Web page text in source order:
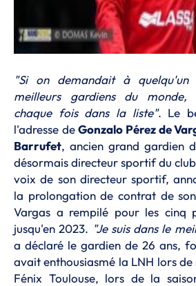
"Si on demandait à
meilleurs gardiens du
chaque fois dans la liste". Le
l'adresse deGonzalo Pérez de
Barrufet, ancien grand gardien
désormais directeur sportif du
voix de son directeur sportif,
la prolongation de contrat de
Vargas a rempilé pour les cinq
jusqu'en 2023. "Je suis dans le
a déclaré le gardien de 26 ans,
avait enthousiasmé la LNH lors
Fénix Toulouse, lors de la